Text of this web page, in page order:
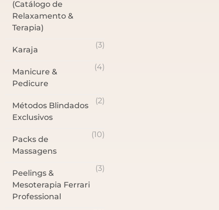
(Catálogo de
Relaxamento &
Terapia)
(3)
Karaja
(4)
Manicure &
Pedicure
(2)
Métodos Blindados
Exclusivos
(10)
Packs de
Massagens
(3)
Peelings &
Mesoterapia Ferrari
Professional